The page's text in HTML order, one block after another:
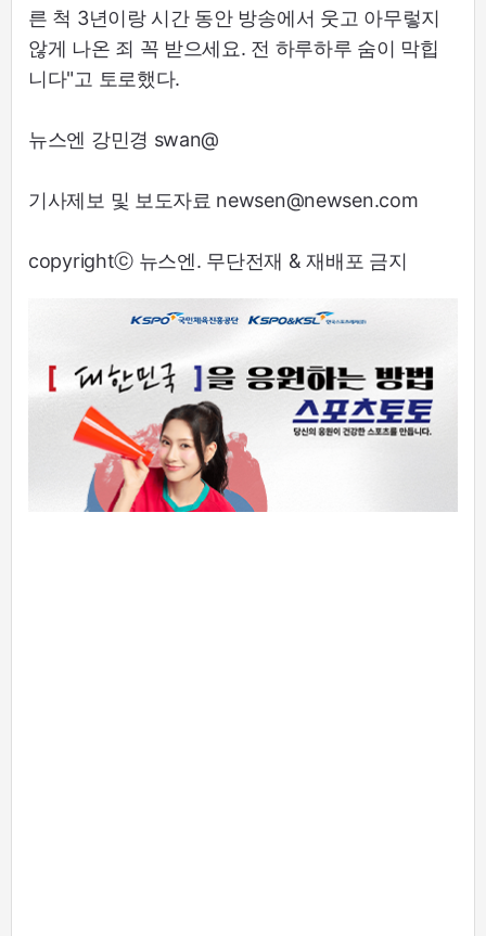
른 척 3년이랑 시간 동안 방송에서 웃고 아무렇지
않게 나온 죄 꼭 받으세요. 전 하루하루 숨이 막힙
니다"고 토로했다.
뉴스엔 강민경 swan@
기사제보 및 보도자료 newsen@newsen.com
copyrightⓒ 뉴스엔. 무단전재 & 재배포 금지